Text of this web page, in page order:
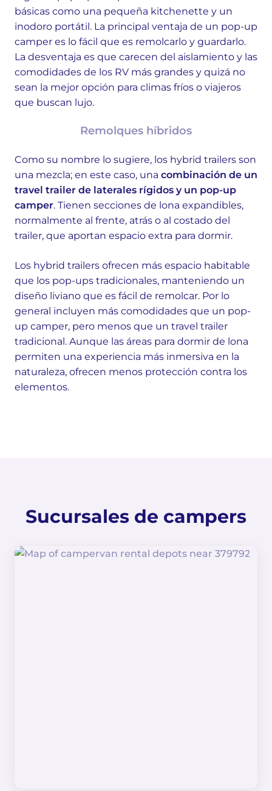
básicas como una pequeña kitchenette y un
inodoro portátil. La principal ventaja de un pop-up
camper es lo fácil que es remolcarlo y guardarlo.
La desventaja es que carecen del aislamiento y las
comodidades de los RV más grandes y quizá no
sean la mejor opción para climas fríos o viajeros
que buscan lujo.
Remolques híbridos
Como su nombre lo sugiere, los hybrid trailers son
una mezcla; en este caso, una combinación de un
travel trailer de laterales rígidos y un pop-up
camper. Tienen secciones de lona expandibles,
normalmente al frente, atrás o al costado del
trailer, que aportan espacio extra para dormir.
Los hybrid trailers ofrecen más espacio habitable
que los pop-ups tradicionales, manteniendo un
diseño liviano que es fácil de remolcar. Por lo
general incluyen más comodidades que un pop-
up camper, pero menos que un travel trailer
tradicional. Aunque las áreas para dormir de lona
permiten una experiencia más inmersiva en la
naturaleza, ofrecen menos protección contra los
elementos.
Sucursales de campers